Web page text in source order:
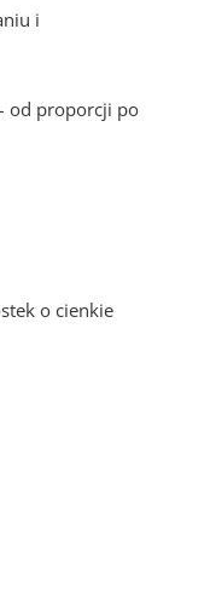
i
od proporcji po
o cienkie